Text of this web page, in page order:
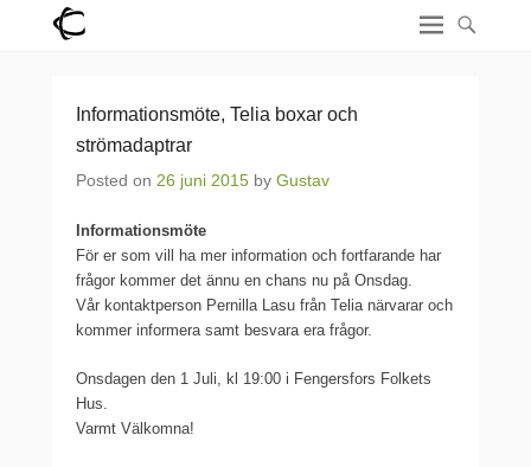
Informationsmöte, Telia boxar och
strömadaptrar
Posted on 26 juni 2015 by Gustav
Informationsmöte
För er som vill ha mer information och fortfarande har
frågor kommer det ännu en chans nu på Onsdag.
Vår kontaktperson Pernilla Lasu från Telia närvarar och
kommer informera samt besvara era frågor.
Onsdagen den 1 Juli, kl 19:00 i Fengersfors Folkets
Hus.
Varmt Välkomna!